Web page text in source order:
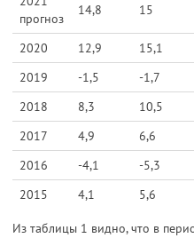
прогноз
14,8 15
2020 12,9 15,1
2019
-1,5 -1,7
2018
8,3 10,5
2017
4,9 6,6
2016
-4,1 -5,3
2015
4,1 5,6
Из таблицы 1 видно, что в